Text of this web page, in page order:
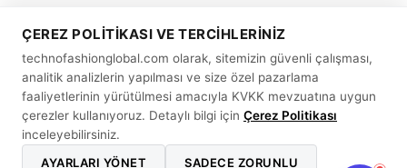
ÇEREZ POLITIKASI VE TERCIHLERINIZ
technofashionglobal.com olarak, sitemizin güvenli çalışması,
analitik analizlerin yapılması ve size özel pazarlama
faaliyetlerinin yürütülmesi amacıyla KVKK mevzuatına uygun
çerezler kullanıyoruz. Detaylı bilgi için Çerez Politikası
inceleyebilirsiniz.
AYARLARI YÖNET
SADECE ZORUNLU
Önemli Bilgiler
Hızlı Erişim
MASLAK MAH. BİLİM SK. SUN PLAZA NO: 5 A İÇ KAPI NO: 58
SARIYER/ İSTANBUL
0850 346 08 22